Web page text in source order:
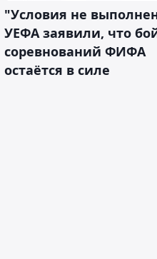
"Условия не
УЕФА заявили, что
соревнований ФИФА
остаётся в силе